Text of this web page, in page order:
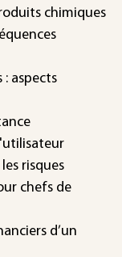
chimiques
: aspects
risques
chefs de
d’un